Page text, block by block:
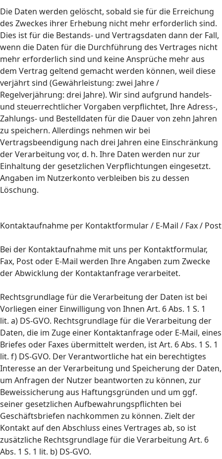
Die Daten werden gelöscht, sobald sie für die Erreichung
des Zweckes ihrer Erhebung nicht mehr erforderlich sind.
Dies ist für die Bestands- und Vertragsdaten dann der Fall,
wenn die Daten für die Durchführung des Vertrages nicht
mehr erforderlich sind und keine Ansprüche mehr aus
dem Vertrag geltend gemacht werden können, weil diese
verjährt sind (Gewährleistung: zwei Jahre /
Regelverjährung: drei Jahre). Wir sind aufgrund handels-
und steuerrechtlicher Vorgaben verpflichtet, Ihre Adress-,
Zahlungs- und Bestelldaten für die Dauer von zehn Jahren
zu speichern. Allerdings nehmen wir bei
Vertragsbeendigung nach drei Jahren eine Einschränkung
der Verarbeitung vor, d. h. Ihre Daten werden nur zur
Einhaltung der gesetzlichen Verpflichtungen eingesetzt.
Angaben im Nutzerkonto verbleiben bis zu dessen
Löschung.
Kontaktaufnahme per Kontaktformular / E-Mail / Fax / Post
Bei der Kontaktaufnahme mit uns per Kontaktformular,
Fax, Post oder E-Mail werden Ihre Angaben zum Zwecke
der Abwicklung der Kontaktanfrage verarbeitet.
Rechtsgrundlage für die Verarbeitung der Daten ist bei
Vorliegen einer Einwilligung von Ihnen Art. 6 Abs. 1 S. 1
lit. a) DS-GVO. Rechtsgrundlage für die Verarbeitung der
Daten, die im Zuge einer Kontaktanfrage oder E-Mail, eines
Briefes oder Faxes übermittelt werden, ist Art. 6 Abs. 1 S. 1
lit. f) DS-GVO. Der Verantwortliche hat ein berechtigtes
Interesse an der Verarbeitung und Speicherung der Daten,
um Anfragen der Nutzer beantworten zu können, zur
Beweissicherung aus Haftungsgründen und um ggf.
seiner gesetzlichen Aufbewahrungspflichten bei
Geschäftsbriefen nachkommen zu können. Zielt der
Kontakt auf den Abschluss eines Vertrages ab, so ist
zusätzliche Rechtsgrundlage für die Verarbeitung Art. 6
Abs. 1 S. 1 lit. b) DS-GVO.